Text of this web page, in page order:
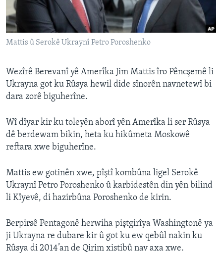
ÇAND Û HUNER
SERNIVÎS
SORANÎ
Learning English
FOLLOW US
Zimanên Din
Mattis û Serokê Ukraynî Petro Poroshenko
Wezîrê Berevanî yê Amerîka Jim Mattis îro Pêncşemê li
Ukrayna got ku Rûsya hewil dide sînorên navnetewî bi
dara zorê biguherîne.
Wî dîyar kir ku toleyên aborî yên Amerîka li ser Rûsya
dê berdewam bikin, heta ku hikûmeta Moskowê
reftara xwe biguherîne.
Mattis ew gotinên xwe, pîştî kombûna ligel Serokê
Ukraynî Petro Poroshenko û karbidestên din yên bilind
li Kîyevê, di hazirbûna Poroshenko de kirin.
Berpirsê Pentagonê herwiha piştgirîya Washingtonê ya
ji Ukrayna re dubare kir û got ku ew qebûl nakin ku
Rûsya di 2014’an de Qirim xistibû nav axa xwe.